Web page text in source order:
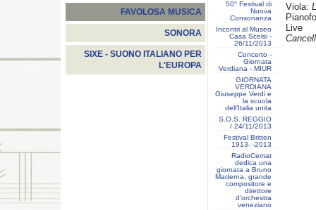
FAVOLOSA MUSICA
SONORA
SIXE - SUONO ITALIANO PER
L'EUROPA
50° Festival di
Nuova
Consonanza
Incontri al Museo
Casa Scelsi -
26/11/2013
Concerto -
Giornata
Verdiana - MIUR
GIORNATA
VERDIANA
Giuseppe Verdi e
la scuola
dell’Italia unita
S.O.S. REGGIO
/ 24/11/2013
Festival Britten
1913- ‐2013
RadioCemat
dedica una
giornata a Bruno
Maderna, grande
compositore e
direttore
d’orchestra
veneziano
Viola:
Live